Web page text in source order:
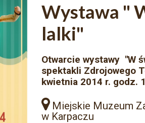
Wystawa "
lalki"
Otwarcie wystawy "W
spektakli Zdrojowego
kwietnia 2014 r. godz.
Miejskie Muzeum
w Karpaczu